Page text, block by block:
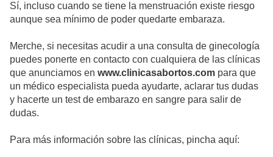
Sí, incluso cuando se tiene la menstruación existe riesgo
aunque sea mínimo de poder quedarte embaraza.
Merche, si necesitas acudir a una consulta de ginecología
puedes ponerte en contacto con cualquiera de las clínicas
que anunciamos en www.clinicasabortos.com para que
un médico especialista pueda ayudarte, aclarar tus dudas
y hacerte un test de embarazo en sangre para salir de
dudas.
Para más información sobre las clínicas, pincha aquí: